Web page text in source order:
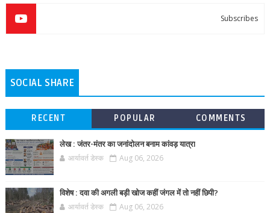
Subscribes
SOCIAL SHARE
RECENT POPULAR COMMENTS
लेख : जंतर-मंतर का जनांदोलन बनाम कांवड़ यात्रा
आर्यावर्त डेस्क Aug 06, 2026
विशेष : दवा की अगली बड़ी खोज कहीं जंगल में तो नहीं छिपी?
आर्यावर्त डेस्क Aug 06, 2026